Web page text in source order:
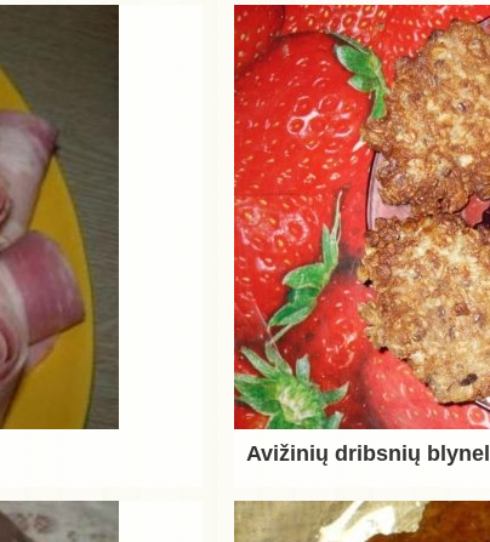
Avižinių dribsnių